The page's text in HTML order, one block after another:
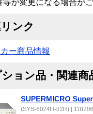
等が変更になる場合が
ンク
ー商品情報
ョン品・関連商
SUPERMICRO
(SYS-6024H-82R) [